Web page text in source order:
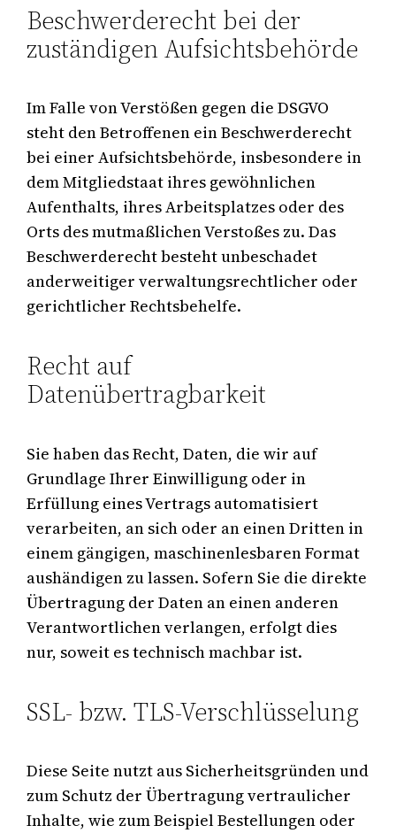
Beschwerderecht bei der
zuständigen Aufsichtsbehörde
Im Falle von Verstößen gegen die DSGVO
steht den Betroffenen ein Beschwerderecht
bei einer Aufsichtsbehörde, insbesondere in
dem Mitgliedstaat ihres gewöhnlichen
Aufenthalts, ihres Arbeitsplatzes oder des
Orts des mutmaßlichen Verstoßes zu. Das
Beschwerderecht besteht unbeschadet
anderweitiger verwaltungsrechtlicher oder
gerichtlicher Rechtsbehelfe.
Recht auf
Datenübertragbarkeit
Sie haben das Recht, Daten, die wir auf
Grundlage Ihrer Einwilligung oder in
Erfüllung eines Vertrags automatisiert
verarbeiten, an sich oder an einen Dritten in
einem gängigen, maschinenlesbaren Format
aushändigen zu lassen. Sofern Sie die direkte
Übertragung der Daten an einen anderen
Verantwortlichen verlangen, erfolgt dies
nur, soweit es technisch machbar ist.
SSL- bzw. TLS-Verschlüsselung
Diese Seite nutzt aus Sicherheitsgründen und
zum Schutz der Übertragung vertraulicher
Inhalte, wie zum Beispiel Bestellungen oder